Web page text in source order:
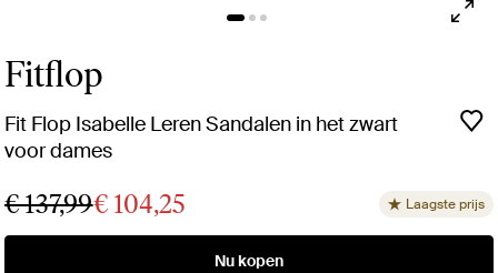
Fitflop
Fit Flop Isabelle Leren Sandalen in het zwart
voor dames
€ 137,99€ 104,25 Laagste prijs
Nu kopen